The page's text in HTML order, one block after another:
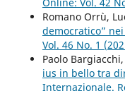
Romano Orrù,
democratico”
Vol. 46 No. 1
Paolo
ius in bello tra
Internazionale.